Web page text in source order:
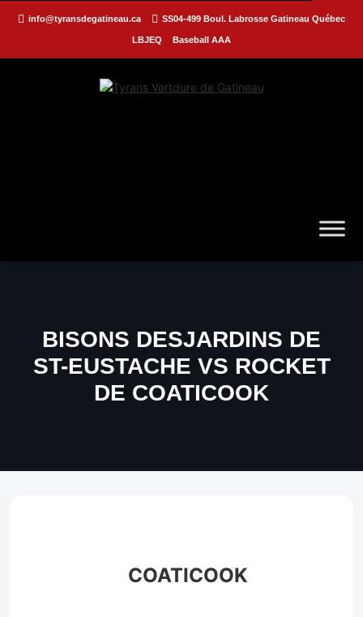
info@tyransdegatineau.ca SS04-499 Boul. Labrosse Gatineau Québec
LBJEQ Baseball AAA
BISONS DESJARDINS DE
ST-EUSTACHE VS ROCKET
DE COATICOOK
COATICOOK